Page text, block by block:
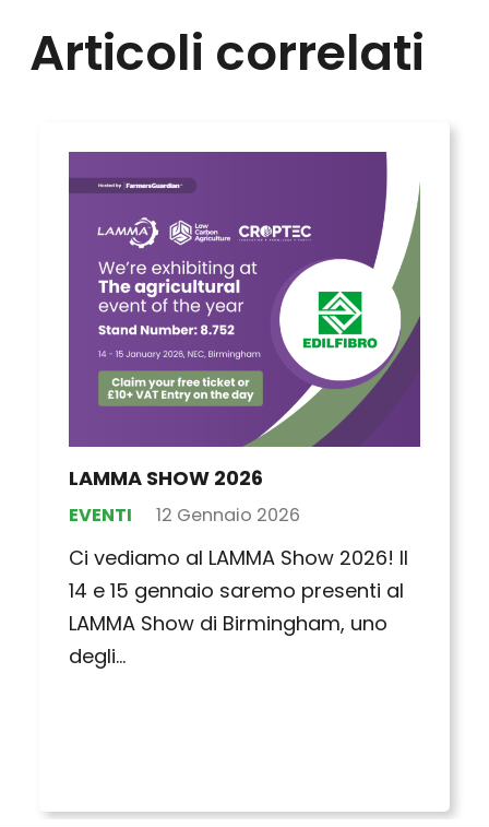
Articoli correlati
NEWS 10 Dicembre 2025
Vi informiamo che ci prenderemo
una pausa per celebrare il Natale: